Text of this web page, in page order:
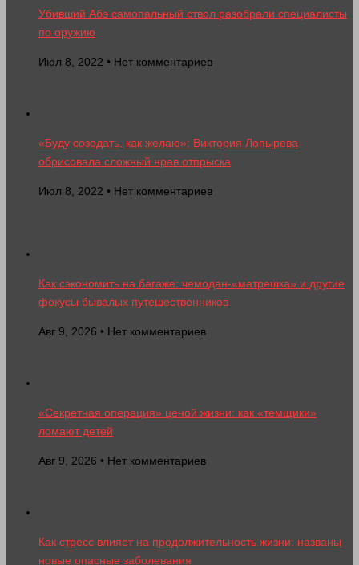
Убивший Абэ самопальный ствол разобрали специалисты
по оружию
Июл 8, 2022 • Нет комментариев
«Буду созодать, как желаю»: Виктория Лопырева
обрисовала сложный нрав отпрыска
Июл 8, 2022 • Нет комментариев
Как сэкономить на багаже: чемодан-«матрешка» и другие
фокусы бывалых путешественников
Авг 9, 2026 • Нет комментариев
«Секретная операция» ценой жизни: как «темщики»
ломают детей
Авг 9, 2026 • Нет комментариев
Как стресс влияет на продолжительность жизни: названы
новые опасные заболевания